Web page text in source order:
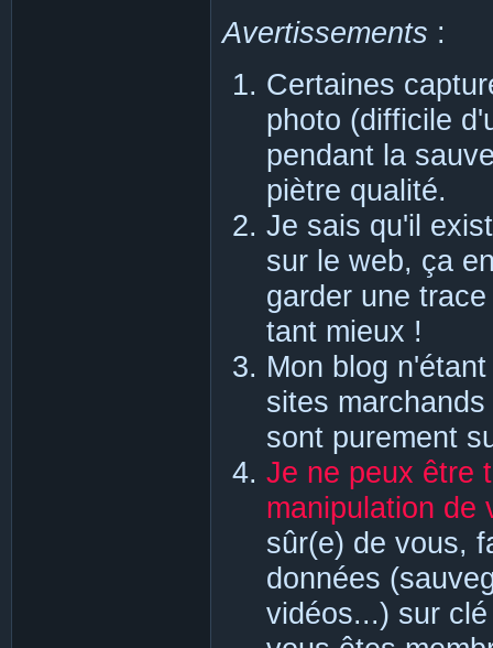
Avertissements :
Certaines
photo (difficile
pendant la
piètre qualité.
Je sais qu'il
sur le web, ça
garder une
tant mieux !
Mon blog
sites
sont purement
Je ne peux être
manipulation de
sûr(e) de vous,
données
vidéos...) sur